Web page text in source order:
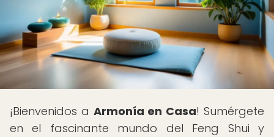
¡Bienvenidos a Armonía en Casa! Sumérgete
en el fascinante mundo del Feng Shui y